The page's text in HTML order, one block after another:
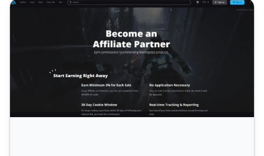
ArtStation Affiliate-Programm